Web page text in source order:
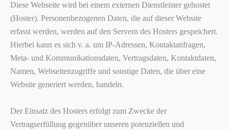
Diese Webseite wird bei einem externen Dienstleister gehostet
(Hoster). Personenbezogenen Daten, die auf dieser Website
erfasst werden, werden auf den Servern des Hosters gespeichert.
Hierbei kann es sich v. a. um IP-Adressen, Kontaktanfragen,
Meta- und Kommunikationsdaten, Vertragsdaten, Kontaktdaten,
Namen, Webseitenzugriffe und sonstige Daten, die über eine
Website generiert werden, handeln.
Der Einsatz des Hosters erfolgt zum Zwecke der
Vertragserfüllung gegenüber unseren potenziellen und